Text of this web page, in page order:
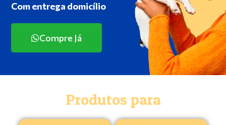
Com entrega domicílio
Compre Já
Produtos para